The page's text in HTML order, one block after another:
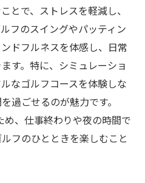
とで、ストレスを軽減し、
フのスイングやパッティン
ドフルネスを体感し、日常
す。特に、シミュレーショ
なゴルフコースを体験しな
過ごせるのが魅力です。
め、仕事終わりや夜の時間で
フのひとときを楽しむこと